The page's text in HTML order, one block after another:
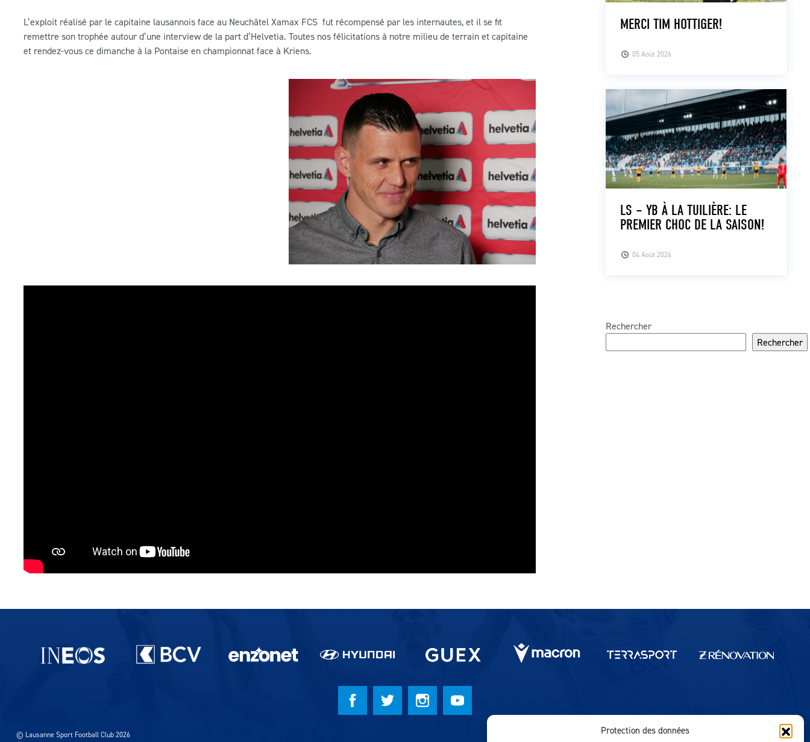
Protection des données
L’exploit réalisé par le capitaine lausannois face au Neuchâtel Xamax FCS fut récompensé par les internautes, et il se fit
remettre son trophée autour d’une interview de la part d’Helvetia. Toutes nos félicitations à notre milieu de terrain et capitaine
et rendez-vous ce dimanche à la Pontaise en championnat face à Kriens.
05 Août 2026
MERCI TIM HOTTIGER!
04 Août 2026
LS – YB À LA TUILIÈRE: LE
PREMIER CHOC DE LA SAISON!
Rechercher
Rechercher
Partenaires du lausanne-Sport
© Lausanne Sport Football Club 2026